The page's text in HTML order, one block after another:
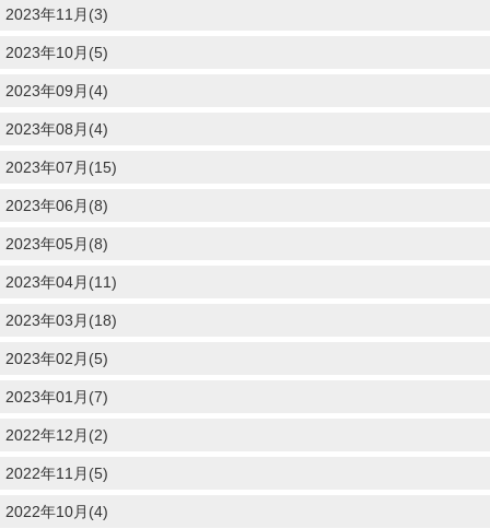
2023年11月(3)
2023年10月(5)
2023年09月(4)
2023年08月(4)
2023年07月(15)
2023年06月(8)
2023年05月(8)
2023年04月(11)
2023年03月(18)
2023年02月(5)
2023年01月(7)
2022年12月(2)
2022年11月(5)
2022年10月(4)